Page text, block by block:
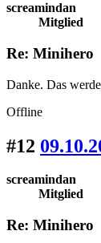
screamindan
Mitglied
Re: Minihero
Danke. Das
Offline
#12
screamindan
Mitglied
Re: Minihero